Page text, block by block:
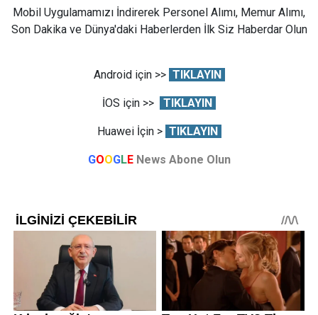
Mobil Uygulamamızı İndirerek Personel Alımı, Memur Alımı,
Son Dakika ve Dünya'daki Haberlerden İlk Siz Haberdar Olun
Android için >> TIKLAYIN
İOS için >> TIKLAYIN
Huawei İçin > TIKLAYIN
GOOGLE News Abone Olun